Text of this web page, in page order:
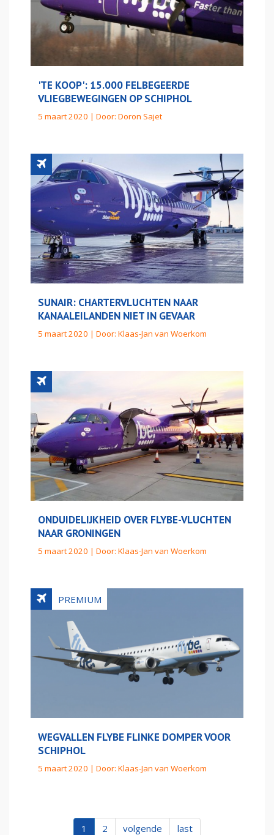
'TE KOOP': 15.000 FELBEGEERDE
VLIEGBEWEGINGEN OP SCHIPHOL
5 maart 2020 | Door: Doron Sajet
SUNAIR: CHARTERVLUCHTEN NAAR
KANAALEILANDEN NIET IN GEVAAR
5 maart 2020 | Door: Klaas-Jan van Woerkom
ONDUIDELIJKHEID OVER FLYBE-VLUCHTEN
NAAR GRONINGEN
5 maart 2020 | Door: Klaas-Jan van Woerkom
WEGVALLEN FLYBE FLINKE DOMPER VOOR
SCHIPHOL
5 maart 2020 | Door: Klaas-Jan van Woerkom
1 2 volgende last